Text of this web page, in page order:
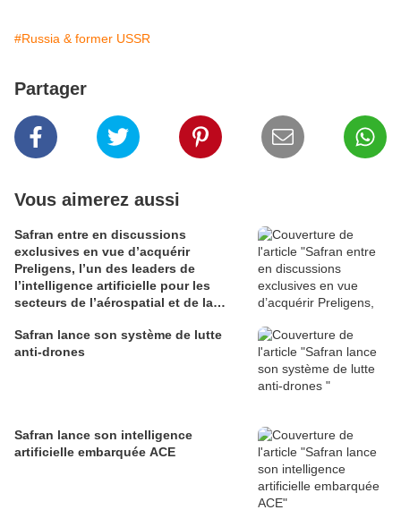
#Russia & former USSR
Partager
Vous aimerez aussi
Safran entre en discussions
exclusives en vue d’acquérir
Preligens, l’un des leaders de
l’intelligence artificielle pour les
secteurs de l’aérospatial et de la
Safran lance son système de lutte
anti-drones
Safran lance son intelligence
artificielle embarquée ACE